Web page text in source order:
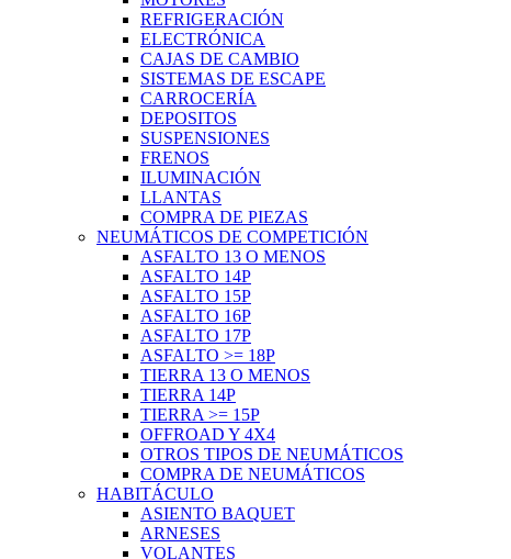
REFRIGERACIÓN
ELECTRÓNICA
CAJAS DE CAMBIO
SISTEMAS DE ESCAPE
CARROCERÍA
DEPOSITOS
SUSPENSIONES
FRENOS
ILUMINACIÓN
LLANTAS
COMPRA DE PIEZAS
NEUMÁTICOS DE COMPETICIÓN
ASFALTO 13 O MENOS
ASFALTO 14P
ASFALTO 15P
ASFALTO 16P
ASFALTO 17P
ASFALTO >= 18P
TIERRA 13 O MENOS
TIERRA 14P
TIERRA >= 15P
OFFROAD Y 4X4
OTROS TIPOS DE NEUMÁTICOS
COMPRA DE NEUMÁTICOS
HABITÁCULO
ASIENTO BAQUET
ARNESES
VOLANTES